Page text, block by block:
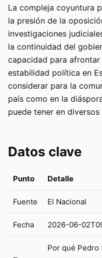
La compleja coyuntura
la presión de la
investigaciones
la continuidad del
capacidad para
estabilidad política en
considerar para la
país como en la
puede tener en
Datos clave
Punto Detalle
Fuente El Nacional
Fecha 2026-06-
Por qué Pedro